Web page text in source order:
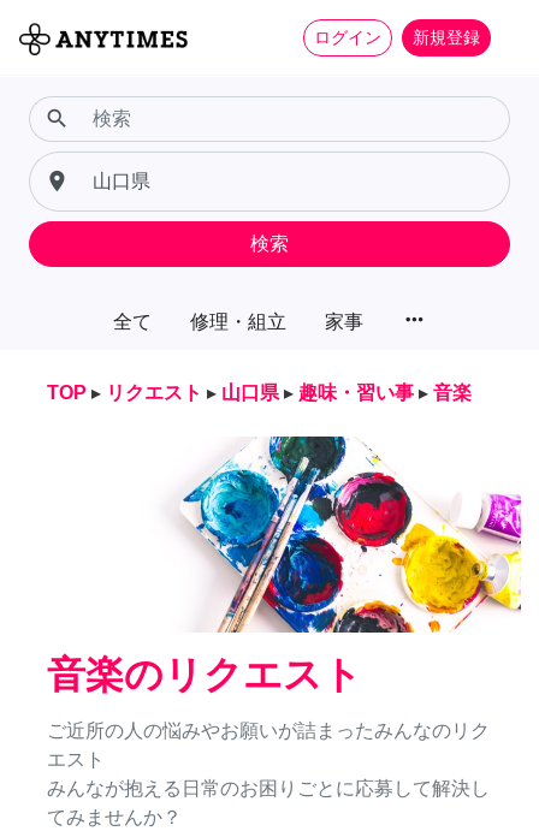
ログイン 新規登録
全て 修理・組立 家事 more_horiz
search
place
検索
TOP ▸ リクエスト ▸ 山口県 ▸ 趣味・習い事 ▸ 音楽
音楽のリクエスト
ご近所の人の悩みやお願いが詰まったみんなのリク
エスト
みんなが抱える日常のお困りごとに応募して解決し
てみませんか？